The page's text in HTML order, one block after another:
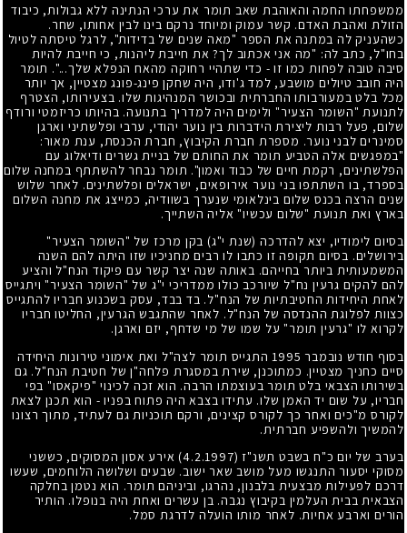
ממשפחתו החמה והאוהבת שאב תומר את ערכי הנתינה ללא גבולות, כיבוד
הזולת ואהבת האדם. קשר עמוק ומיוחד נרקם בינו לבין אחותו, שחר.
כשהעניק לה במתנה את הספר "מאה שנים של בדידות", לרגל טיסתה לטיול
בחו"ל, כתב לה: "מה אני אכתוב לך? את חייבת ליהנות, כי חייבת להיות
סיבה טובה לפחות כמו זו - כדי שתהיי רחוקה מהאח הנפלא שלך...". תומר
היה חובב טיולים מושבע, למד ג'ודו, היה שחקן פינג-פונג מצטיין, אך יותר
מכל בלט במעורבותו החברתית ובכושר המנהיגות שלו. בצעירותו, הצטרף
לתנועת "השומר הצעיר" ולימים היה למדריך בתנועה. בהיותו כריזמטי ורודף
שלום, פעל רבות ליצירת הידברות בין נוער יהודי, ערבי ופלשתיני וארגן
סמינרים לבני נוער. מספרת חברת הקיבוץ, חברת הכנסת, ענת מאור:
"במפגשים אלה הטביע תומר את החותם של בניית גשרים ודיאלוג עם
הפלשתינים, רקמת חיים של כבוד ואמון". תומר נבחר להשתתף במחנה שלום
בספרד, בו השתתפו בני נוער אירופאים, ישראלים ופלשתינים. לאחר שלוש
שנים הרצה בכנס שלום בינלאומי שנערך בשוודיה, כמייצג את מחנה השלום
בארץ ואת תנועת "שלום עכשיו" אליה השתייך.
בסיום לימודיו, יצא להדרכה (שנת י"ג) בקן מרכז של "השומר הצעיר"
בירושלים. בסיום תקופה זו כתבו לו רבים מחניכיו שזו היתה להם השנה
המשמעותית ביותר בחייהם. באותה שנה יצר קשר עם פיקוד הנח"ל והציע
להם להקים גרעין נח"ל שיורכב כולו ממדריכי י"ג של "השומר הצעיר" ויתגייס
לאחת היחידות החטיבתיות של הנח"ל. בד בבד, עסק בשכנוע חבריו להתגייס
כצוות לפלוגת ההנדסה של הנח"ל. לאחר שהתגבש הגרעין, החליטו חבריו
לקרוא לו "גרעין תומר" על שמו של מי שדחף, יזם וארגן.
בסוף חודש נובמבר 1995התגייס תומר לצה"ל ואת אימוני טירונות היחידה
סיים כחניך מצטיין. כמתוכנן, שירת במסגרת פלחה"ן של חטיבת הנח"ל. גם
בשירותו הצבאי בלט תומר בעוצמתו הרבה. הוא זכה לכינוי "פיקאסו" בפי
חבריו, על שום יד האמן שלו. עתידו בצבא היה פתוח בפניו - הוא תכנן לצאת
לקורס מ"כים ואחר כך לקורס קצינים, ורקם תוכניות גם לעתיד, מתוך רצונו
להמשיך ולהשפיע חברתית.
בערב של יום כ"ח בשבט תשנ"ז (4.2.1997)
אירע אסון המסוקים, כששני
מסוקי יסעור התנגשו מעל מושב שאר ישוב. שבעים ושלושה הלוחמים, שעשו
דרכם לפעילות מבצעית בלבנון, נהרגו, וביניהם תומר. הוא נטמן בחלקה
הצבאית בבית העלמין בקיבוץ נגבה. בן עשרים ואחת היה בנופלו. הותיר
הורים וארבע אחיות. לאחר מותו הועלה לדרגת סמל.